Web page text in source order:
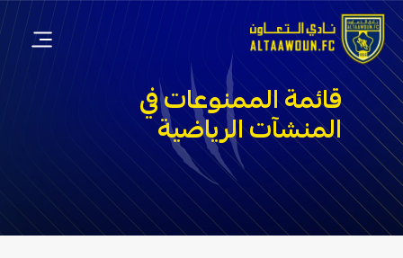
قائمة الممنوعات في
المنشآت الرياضية